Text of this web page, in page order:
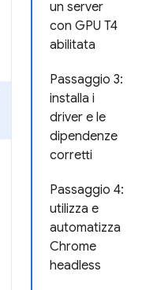
un server
con GPU T4
abilitata
Passaggio 3:
installa i
driver e le
dipendenze
corretti
Passaggio 4:
utilizza e
automatizza
Chrome
headless